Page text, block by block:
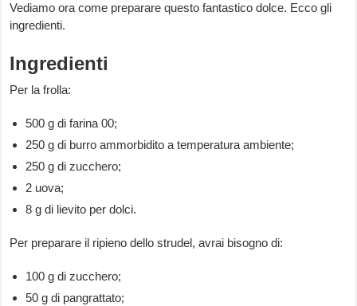
Vediamo ora come preparare questo fantastico dolce. Ecco gli
ingredienti.
Ingredienti
Per la frolla:
500 g di farina 00;
250 g di burro ammorbidito a temperatura ambiente;
250 g di zucchero;
2 uova;
8 g di lievito per dolci.
Per preparare il ripieno dello strudel, avrai bisogno di:
100 g di zucchero;
50 g di pangrattato;